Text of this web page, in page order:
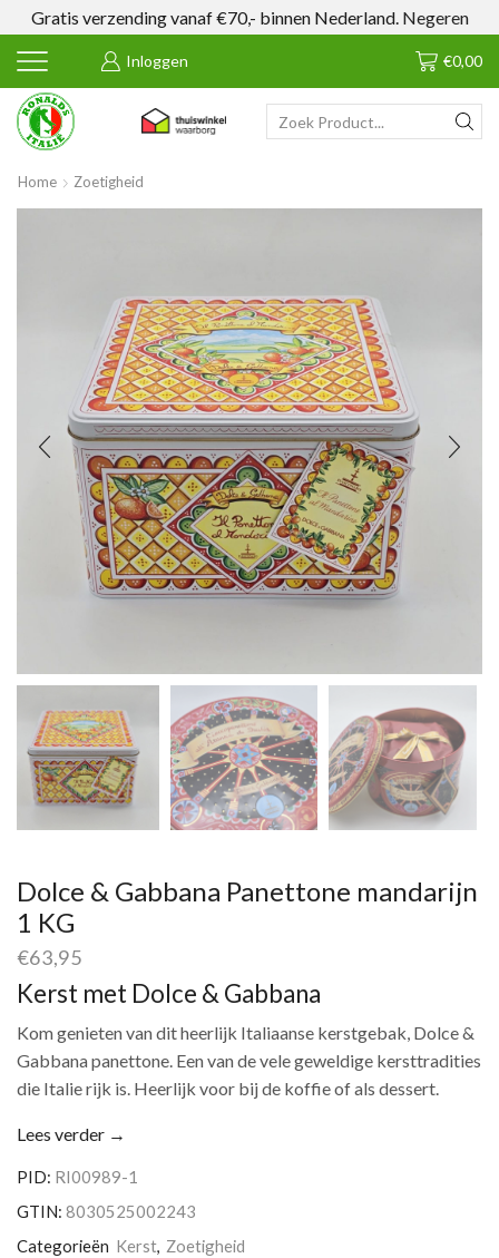
Gratis verzending vanaf €70,- binnen Nederland. Negeren
Inloggen €0,00
SEARCH
Home Zoetigheid
Dolce & Gabbana Panettone mandarijn
1 KG
€63,95
Kerst met Dolce & Gabbana
Kom genieten van dit heerlijk Italiaanse kerstgebak, Dolce &
Gabbana panettone. Een van de vele geweldige kersttradities
die Italie rijk is. Heerlijk voor bij de koffie of als dessert.
Lees verder →
PID: RI00989-1
GTIN: 8030525002243
Categorieën Kerst, Zoetigheid